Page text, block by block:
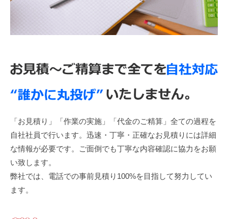
「お見積り」「作業の実施」「代金のご精算」全ての過程を
自社社員で行います。迅速・丁寧・正確なお見積りには詳細
な情報が必要です。ご面倒でも丁寧な内容確認に協力をお願
い致します。
弊社では、電話での事前見積り100%を目指して努力してい
ます。